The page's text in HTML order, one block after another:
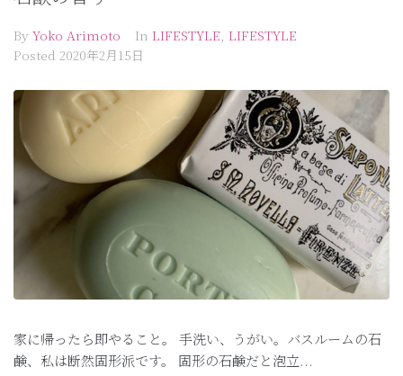
By Yoko Arimoto In LIFESTYLE, LIFESTYLE
Posted 2020年2月15日
家に帰ったら即やること。 手洗い、うがい。バスルームの石
鹸、私は断然固形派です。 固形の石鹸だと泡立...